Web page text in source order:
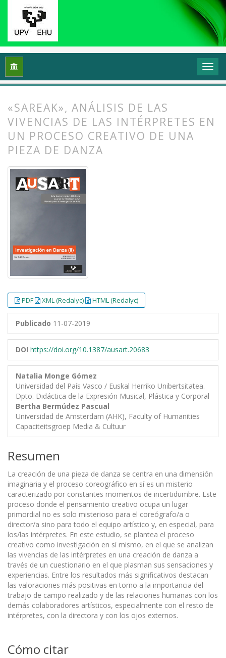
Inicio Vol. 7 Núm. 1 (2019): Investigación en danza
«SAREAK», ANÁLISIS DE LAS
VIVENCIAS DE LAS INTÉRPRETES EN
UN PROCESO CREATIVO DE UNA
PIEZA DE DANZA
PDF XML (Redalyc) HTML (Redalyc)
Publicado 11-07-2019
DOI https://doi.org/10.1387/ausart.20683
Natalia Monge Gómez
Universidad del País Vasco / Euskal Herriko Unibertsitatea.
Dpto. Didáctica de la Expresión Musical, Plástica y Corporal
Bertha Bermúdez Pascual
Universidad de Amsterdam (AHK), Faculty of Humanities
Capaciteitsgroep Media & Cultuur
Resumen
La creación de una pieza de danza se centra en una dimensión
imaginaria y el proceso coreográfico en sí es un misterio
caracterizado por constantes momentos de incertidumbre. Este
proceso donde el pensamiento creativo ocupa un lugar
primordial no es solo misterioso para el coreógrafo/a o
director/a sino para todo el equipo artístico y, en especial, para
los/las intérpretes. En este estudio, se plantea el proceso
creativo como investigación en sí mismo, en el que se analizan
las vivencias de las intérpretes en una creación de danza a
través de un cuestionario en el que plasman sus sensaciones y
experiencias. Entre los resultados más significativos destacan
las valoraciones más positivas en torno a la importancia del
trabajo de campo realizado y de las relaciones humanas con los
demás colaboradores artísticos, especialmente con el resto de
intérpretes, con la directora y con los ojos externos.
Cómo citar